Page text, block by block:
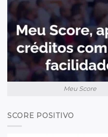
Meu Score
SCORE POSITIVO